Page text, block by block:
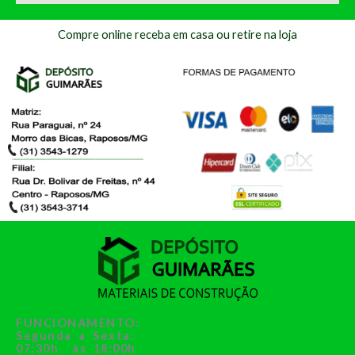
Compre online receba em casa ou retire na loja
FUNCIONAMENTO:
Segunda a Sexta:
07:30h às 18:00h